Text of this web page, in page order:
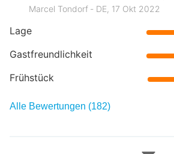
Lage
Gastfreundlichkeit
Frühstück
praktisch.
Marcel Tondorf ‐ DE, 17 Okt 2022
Alle Bewertungen (182)